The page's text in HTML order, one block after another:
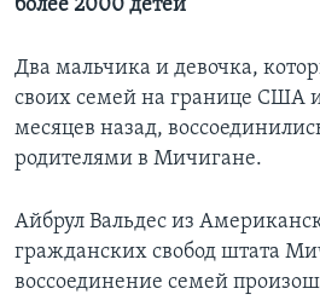
более 2000 детей
​Два мальчика и девочка,
своих семей на границе США
месяцев назад,
родителями в Мичигане.
Айбрул Вальдеc из
гражданских свобод штата
воссоединение семей